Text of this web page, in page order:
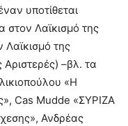
υποτίθεται
Λαϊκισμό της
της
–βλ. τα
«Η
Cas Mudde «ΣΥΡΙΖΑ
Ανδρέας